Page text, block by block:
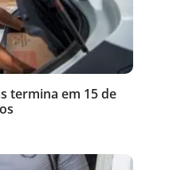
termina em 15 de